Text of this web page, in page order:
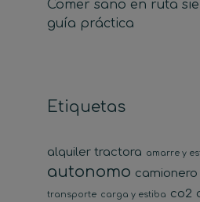
Comer sano en ruta
guía práctica
Etiquetas
alquiler tractora amarre y
autonomo camionero
transporte carga y estiba co2